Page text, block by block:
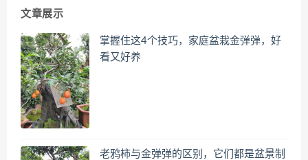
文章展示
掌握住这4个技巧，家庭盆栽金弹弹，好
看又好养
老鸦柿与金弹弹的区别，它们都是盆景制